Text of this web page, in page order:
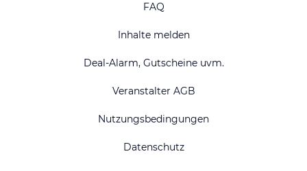
FAQ
Inhalte melden
Deal-Alarm, Gutscheine uvm.
Veranstalter AGB
Nutzungsbedingungen
Datenschutz